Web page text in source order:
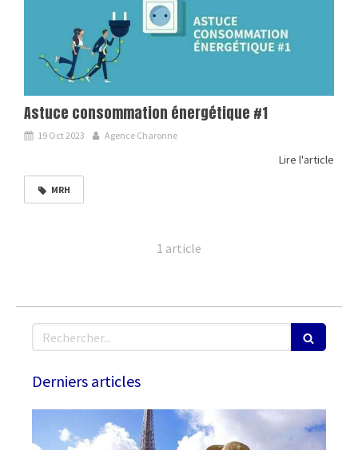
Astuce consommation énergétique #1
19 Oct 2023 Agence Charonne
Lire l'article
MRH
1 article
Rechercher
Derniers articles